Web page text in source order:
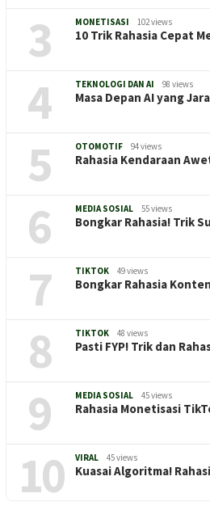
3 MONETISASI 102 views
10 Trik Rahasia Cepat
4 TEKNOLOGI DAN AI 98 views
Masa Depan AI yang
5 OTOMOTIF 94 views
Rahasia Kendaraan
6 MEDIA SOSIAL 55 views
Bongkar Rahasia! Trik
7 TIKTOK 49 views
Bongkar Rahasia
8 TIKTOK 48 views
Pasti FYP! Trik dan
9 MEDIA SOSIAL 45 views
Rahasia Monetisasi
10 VIRAL 45 views
Kuasai Algoritma!